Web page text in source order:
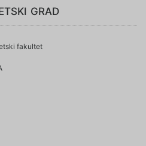
grad
fakultet